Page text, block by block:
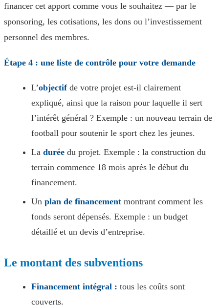
financer cet apport comme vous le souhaitez — par le
sponsoring, les cotisations, les dons ou l’investissement
personnel des membres.
Étape 4 : une liste de contrôle pour votre demande
L’objectifde votre projet est-il clairement
expliqué, ainsi que la raison pour laquelle il sert
l’intérêt général ? Exemple : un nouveau terrain de
football pour soutenir le sport chez les jeunes.
La durée du projet. Exemple : la construction du
terrain commence 18 mois après le début du
financement.
Un plan de financement montrant comment les
fonds seront dépensés. Exemple : un budget
détaillé et un devis d’entreprise.
Le montant des subventions
Financement intégral : tous les coûts sont
couverts.